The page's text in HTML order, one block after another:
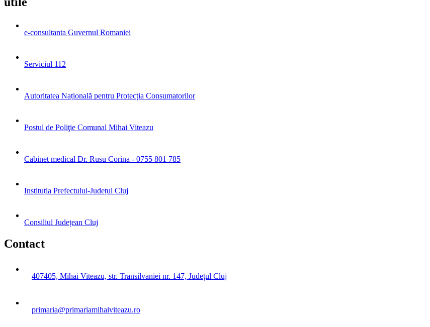
e-consultanta Guvernul Romaniei
Serviciul 112
Autoritatea Națională pentru Protecția Consumatorilor
Postul de Poliţie Comunal Mihai Viteazu
Cabinet medical Dr. Rusu Corina - 0755 801 785
Instituția Prefectului-Județul Cluj
Consiliul Județean Cluj
Contact
407405, Mihai Viteazu, str. Transilvaniei nr. 147, Județul Cluj
primaria@primariamihaiviteazu.ro